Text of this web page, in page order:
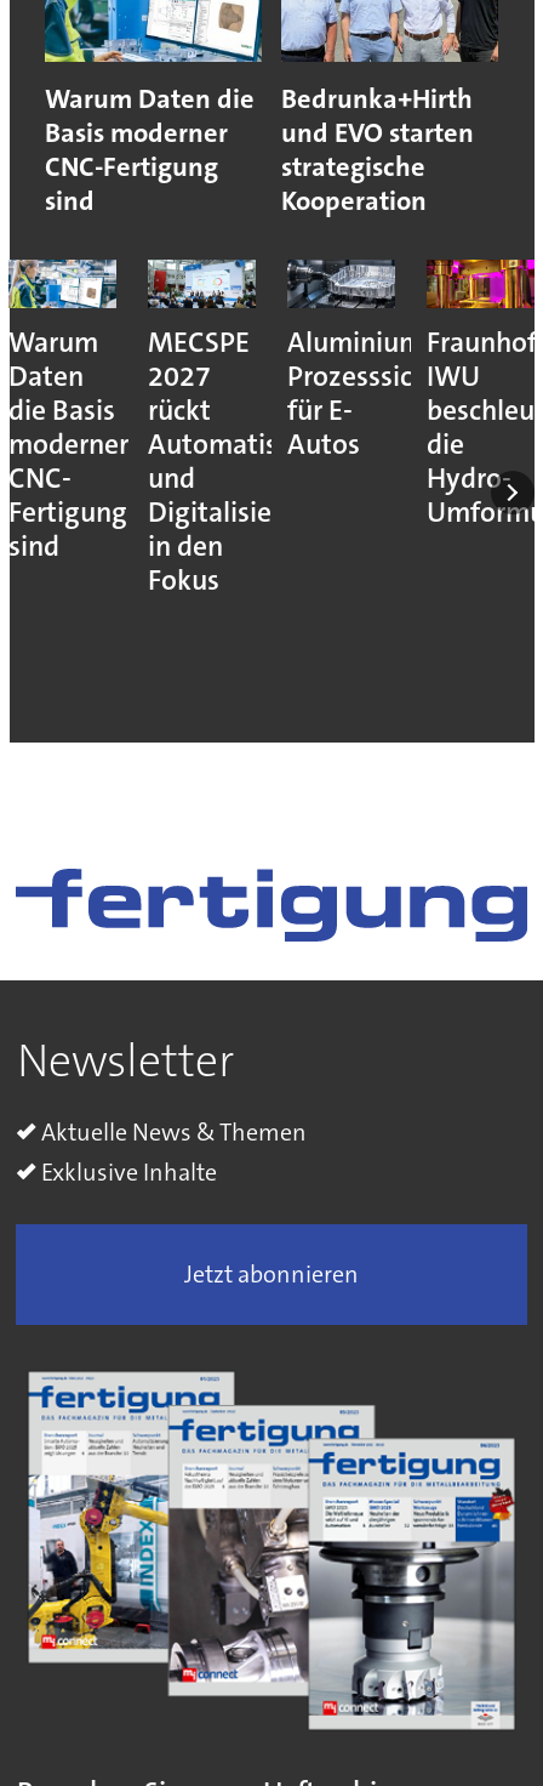
Warum Daten die
Basis moderner
CNC-Fertigung
sind
Bedrunka+Hirth
und EVO starten
strategische
Kooperation
Warum
Daten
die Basis
moderner
CNC-
Fertigung
sind
MECSPE
2027
rückt
Automatisierung
und
Digitalisierung
in den
Fokus
Prozesssicher
für E-
Autos
IWU
die
Hydro-
Newsletter
Aktuelle News & Themen
Exklusive Inhalte
Jetzt abonnieren